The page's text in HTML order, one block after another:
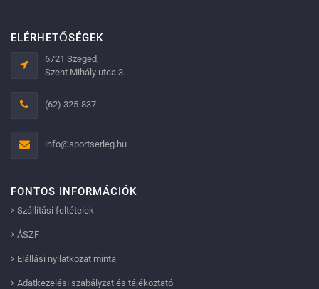
ELÉRHETŐSÉGEK
6721 Szeged,
Szent Mihály utca 3.
(62) 325-837
info@sportserleg.hu
FONTOS INFORMÁCIÓK
Szállítási feltételek
ÁSZF
Elállási nyilatkozat minta
Adatkezelési szabályzat és tájékoztató